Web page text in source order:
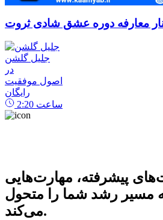
معارفه دوره عشق شادی ثروت
جلیل گلشن
در
اصول موفقیت
رایگان
2:20 ساعت
پیشرفته، مهارت‌هایی
مسیر رشد شما را متحول
می‌کند.